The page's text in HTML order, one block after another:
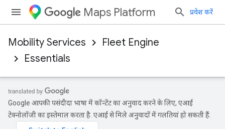
Maps Platform प्रवेश करें
Mobility Services
Fleet Engine
Essentials
Google आपकी पसंदीदा भाषा में कॉन्टेंट का अनुवाद करने के लिए, एआई
टेक्नोलॉजी का इस्तेमाल करता है. एआई से मिले अनुवादों में गलतियां हो सकती हैं.